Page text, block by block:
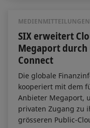
MEDIENMITTEILUNGEN
SIX erweitert
Megaport durch
Connect
Die globale
kooperiert mit dem
Anbieter Megaport,
privaten Zugang zu
grösseren Public-